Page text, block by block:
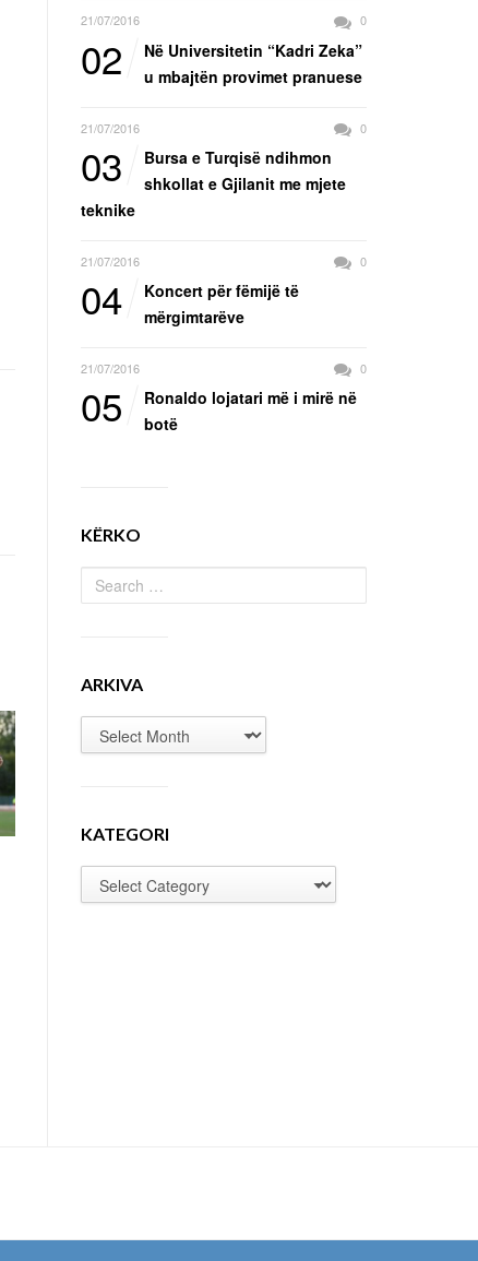
21/07/2016 0
02
Në Universitetin “Kadri Zeka”
u mbajtën provimet pranuese
21/07/2016 0
03
Bursa e Turqisë ndihmon
shkollat e Gjilanit me mjete
teknike
21/07/2016 0
04
Koncert për fëmijë të
mërgimtarëve
21/07/2016 0
05
Ronaldo lojatari më i mirë në
botë
KËRKO
ARKIVA
KATEGORI